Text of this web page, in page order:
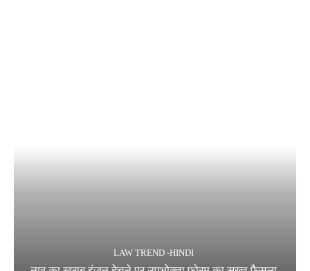
LAW TREND -HINDI